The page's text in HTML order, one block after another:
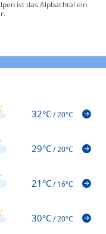
ist das Alpbachtal ein
32°C/20°C
29°C/20°C
21°C/16°C
30°C/20°C